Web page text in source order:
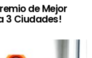
de Mejor
3 Ciudades!